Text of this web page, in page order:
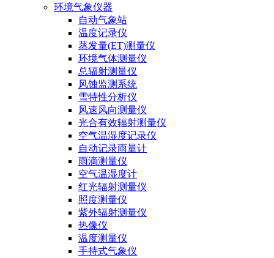
环境气象仪器
自动气象站
温度记录仪
蒸发量(ET)测量仪
环境气体测量仪
总辐射测量仪
风蚀监测系统
雪特性分析仪
风速风向测量仪
光合有效辐射测量仪
空气温湿度记录仪
自动记录雨量计
雨滴测量仪
空气温湿度计
红光辐射测量仪
照度测量仪
紫外辐射测量仪
热像仪
温度测量仪
手持式气象仪